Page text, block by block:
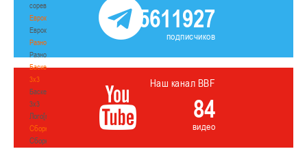
соревнования
Еврокубки
Еврокубки
Разное
Разное
Баскетбол
3х3
Баскетбол
3х3
Лого[modid=121]
Сборные
Сборные
5611927
подписчиков
Наш канал BBF
84
видео